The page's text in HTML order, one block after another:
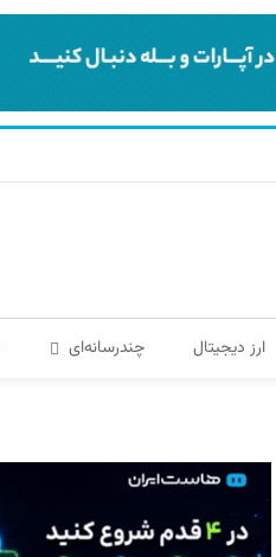
ارز دیجیتال چندرسانه‌ای